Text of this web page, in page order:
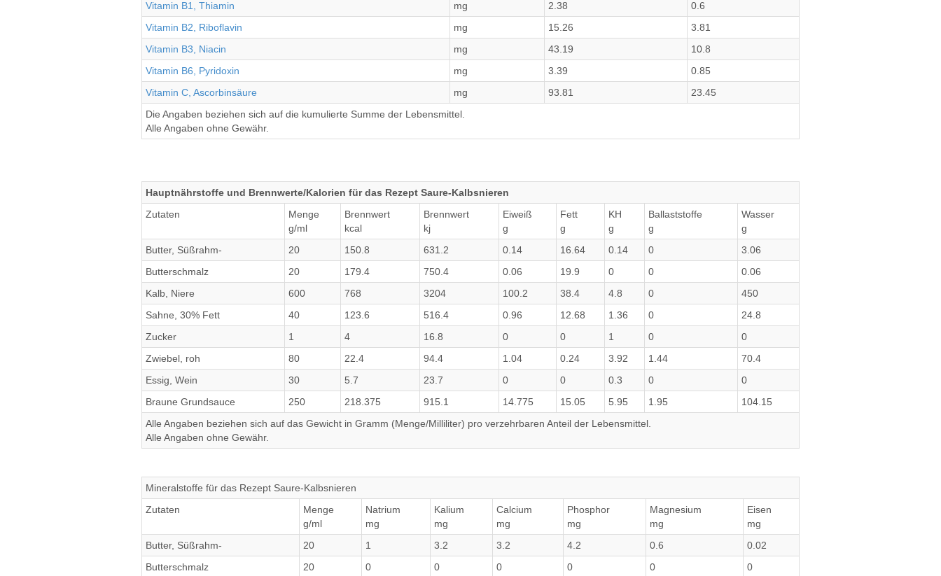
Vitamin B1, Thiamin
mg 2.38
0.6
Vitamin B2, Riboflavin
mg 15.26
3.81
Vitamin B3, Niacin
mg 43.19
10.8
Vitamin B6, Pyridoxin
mg 3.39
0.85
Vitamin C, Ascorbinsäure
mg 93.81
23.45
Die Angaben beziehen sich auf die kumulierte Summe der Lebensmittel.
Alle Angaben ohne Gewähr.
Hauptnährstoffe und Brennwerte/Kalorien für das Rezept Saure-Kalbsnieren
Zutaten
Menge
g/ml
Brennwert
kcal
Brennwert
kj
Eiweiß
g
Fett
g
KH
g
Ballaststoffe
g
Wasser
g
Butter, Süßrahm-
20 150.8 631.2 0.14 16.64 0.14 0
3.06
Butterschmalz
20 179.4 750.4 0.06 19.9 0 0
0.06
Kalb, Niere
600 768 3204 100.2 38.4 4.8 0
450
Sahne, 30% Fett
40 123.6 516.4 0.96 12.68 1.36 0
24.8
Zucker
1 4 16.8 0 0 1 0
0
Zwiebel, roh
80 22.4 94.4 1.04 0.24 3.92 1.44
70.4
Essig, Wein
30 5.7 23.7 0 0 0.3 0
0
Braune Grundsauce
250 218.375 915.1 14.775 15.05 5.95 1.95
104.15
Alle Angaben beziehen sich auf das Gewicht in Gramm (Menge/Milliliter) pro verzehrbaren Anteil der Lebensmittel.
Alle Angaben ohne Gewähr.
Mineralstoffe für das Rezept Saure-Kalbsnieren
Zutaten
Menge
g/ml
Natrium
mg
Kalium
mg
Calcium
mg
Phosphor
mg
Magnesium
mg
Eisen
mg
Butter, Süßrahm-
20 1 3.2 3.2 4.2 0.6
0.02
Butterschmalz
20 0 0 0 0 0
0